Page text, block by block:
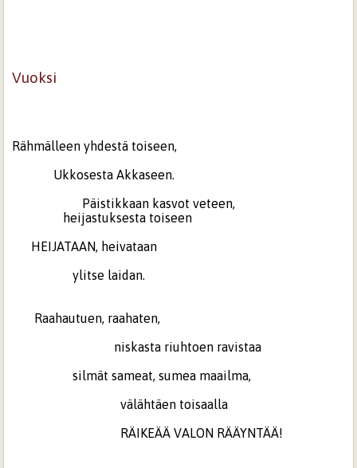
Vuoksi
Rähmälleen yhdestä toiseen,
Ukkosesta Akkaseen.
Päistikkaan kasvot veteen,
heijastuksesta toiseen
HEIJATAAN, heivataan
ylitse laidan.
Raahautuen, raahaten,
niskasta riuhtoen ravistaa
silmät sameat, sumea maailma,
välähtäen toisaalla
RÄIKEÄÄ VALON RÄÄYNTÄÄ!